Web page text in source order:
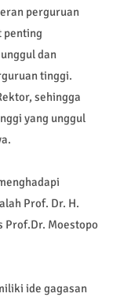
perguruan
penting
dan
tinggi.
sehingga
yang unggul
Prof. Dr. H.
Prof.Dr. Moestopo
ide gagasan